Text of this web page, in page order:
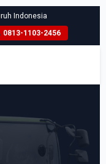
Indonesia
0813-1103-2456